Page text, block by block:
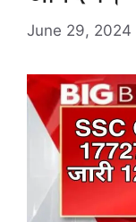
June 29, 2024